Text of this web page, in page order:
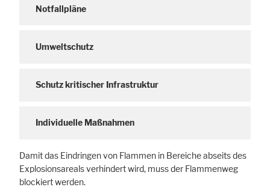
Notfallpläne
Umweltschutz
Schutz kritischer Infrastruktur
Individuelle Maßnahmen
Damit das Eindringen von Flammen in Bereiche abseits des
Explosionsareals verhindert wird, muss der Flammenweg
blockiert werden.